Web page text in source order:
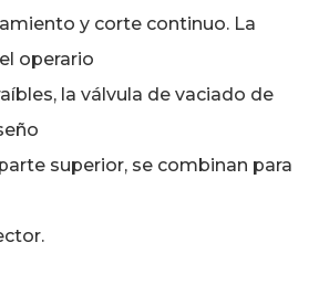
y corte continuo. La
operario
la válvula de vaciado de
superior, se combinan para